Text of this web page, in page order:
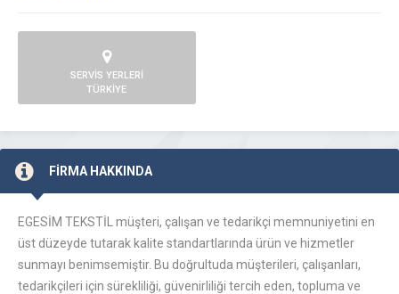
SERVİS YERLERİ
TÜRKİYE
FİRMA HAKKINDA
EGESİM TEKSTİL müşteri, çalışan ve tedarikçi memnuniyetini en
üst düzeyde tutarak kalite standartlarında ürün ve hizmetler
sunmayı benimsemiştir. Bu doğrultuda müşterileri, çalışanları,
tedarikçileri için sürekliliği, güvenirliliği tercih eden, topluma ve